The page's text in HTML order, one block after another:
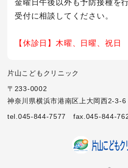
金曜日午後以外も予防接種を
受付に相談してください。
【休診日】木曜、日曜、祝日
片山こどもクリニック
〒233-0002
神奈川県横浜市港南区上大岡西2-3-6
tel.045-844-7577
fax.045-844-